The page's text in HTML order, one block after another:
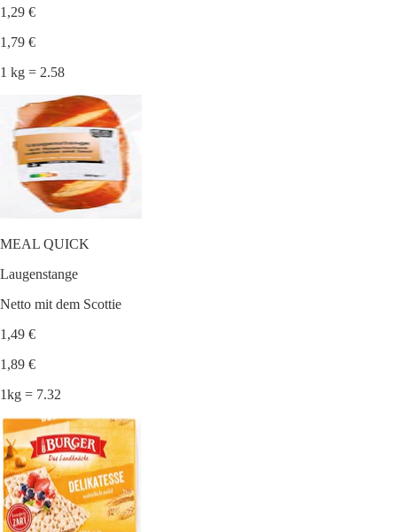
1,29 €
1,79 €
1 kg = 2.58
MEAL QUICK
Laugenstange
Netto mit dem Scottie
1,49 €
1,89 €
1kg = 7.32